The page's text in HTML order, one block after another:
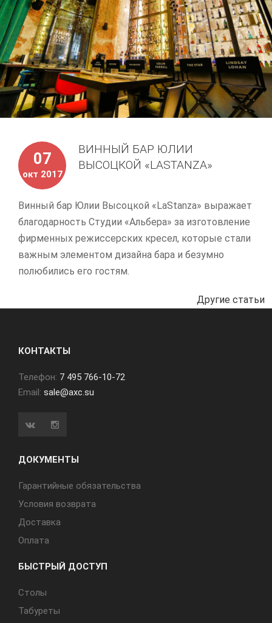
07
окт 2017
ВИННЫЙ БАР ЮЛИИ
ВЫСОЦКОЙ «LASTANZA»
Винный бар Юлии Высоцкой «LaStanza» выражает
благодарность Студии «Альбера» за изготовление
фирменных режиссерских кресел, которые стали
важным элементом дизайна бара и безумно
полюбились его гостям.
Другие статьи
КОНТАКТЫ
Телефон: 7 495 766-10-72
Email: sale@axc.su
ДОКУМЕНТЫ
Гарантийные обязательства
Условия возврата
Доставка
Оплата
БЫСТРЫЙ ДОСТУП
Cтолы
Табуреты